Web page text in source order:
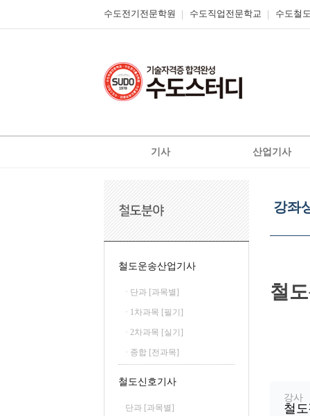
수도전기전문학원 수도직업전문학교 수도철
기사
정보통신
신재생에너지발전설비
일반기계
산업기사
전기공사
신재생에너지발전설
공조냉동기계
위험물
좌
상
세
강좌
철
강사
철
철도운송산업기사
· 단과 [과목별]
· 1차과목 [필기]
· 2차과목 [실기]
· 종합 [전과목]
철도신호기사
단과 [과목별]